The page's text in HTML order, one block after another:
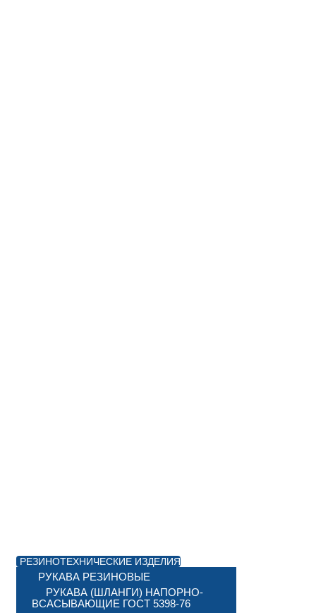
РЕЗИНОТЕХНИЧЕСКИЕ ИЗДЕЛИЯ
РУКАВА РЕЗИНОВЫЕ
РУКАВА (ШЛАНГИ) НАПОРНО-
ВСАСЫВАЮЩИЕ ГОСТ 5398-76